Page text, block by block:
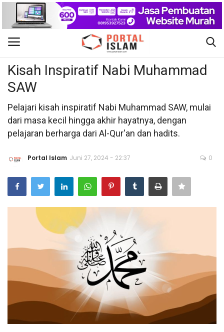
Gabung Daftar
Beranda
Kontak
Berita Islam
Nasional
Khutbah Jumat
Pendidikan
Internasional
Al-Qur'an Online
Lifestyle
Kisah Inspiratif Nabi Muhammad
SAW
Pelajari kisah inspiratif Nabi Muhammad SAW, mulai
dari masa kecil hingga akhir hayatnya, dengan
pelajaran berharga dari Al-Qur'an dan hadits.
Portal Islam Juni 27, 2024 - 22:37 0